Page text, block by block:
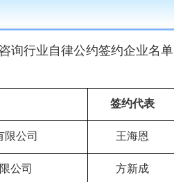
询行业自律公约签约企业名单
签约代表
限公司 王海恩
公司 方新成